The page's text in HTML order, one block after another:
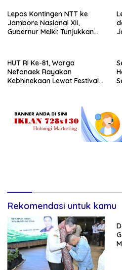
Lepas Kontingen NTT ke
Jambore Nasional XII,
Gubernur Melki: Tunjukkan
HUT RI Ke-81, Warga
Nefonaek Rayakan
Kebhinekaan Lewat Festival
Rekomendasi untuk kamu